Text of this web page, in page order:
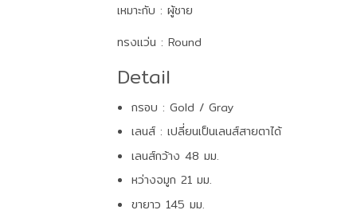
เหมาะกับ : ผู้ชาย
ทรงแว่น : Round
Detail
กรอบ : Gold / Gray
เลนส์ : เปลี่ยนเป็นเลนส์สายตาได้
เลนส์กว้าง 48 มม.
หว่างจมูก 21 มม.
ขายาว 145 มม.